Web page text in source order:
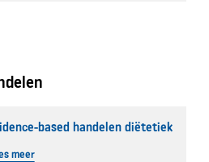
based handelen diëtetiek
meer